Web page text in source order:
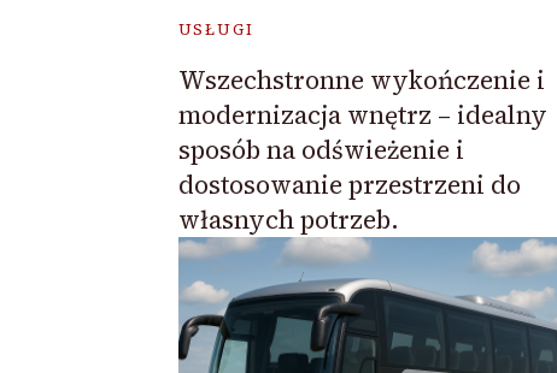
USŁUGI
Wszechstronne wykończenie i
modernizacja wnętrz – idealny
sposób na odświeżenie i
dostosowanie przestrzeni do
własnych potrzeb.